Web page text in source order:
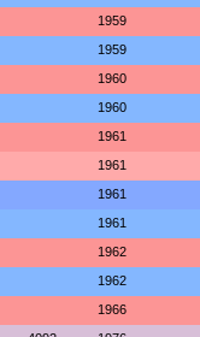
1959
1959
1960
1960
1961
1961
1961
1961
1962
1962
1966